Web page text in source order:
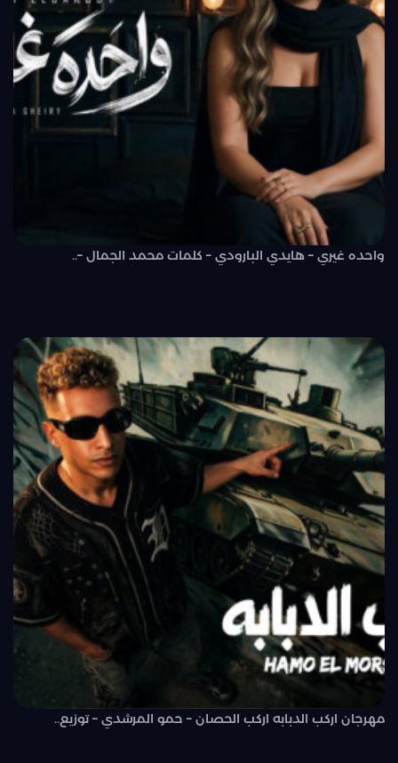
واحده غيري – هايدي البارودي – كلمات محمد الجمال –..
مهرجان اركب الدبابه اركب الحصان – حمو المرشدي – توزيع..